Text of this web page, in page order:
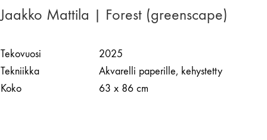
Jaakko Mattila | Forest (greenscape)
Tekovuosi
2025
Tekniikka
Akvarelli paperille, kehystetty
Koko
63 x 86 cm